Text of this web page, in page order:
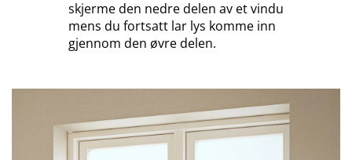
skjerme den nedre delen av et vindu
mens du fortsatt lar lys komme inn
gjennom den øvre delen.